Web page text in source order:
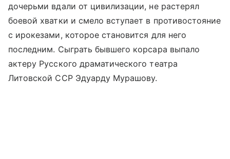
дочерьми вдали от цивилизации, не растерял
боевой хватки и смело вступает в противостояние
с ирокезами, которое становится для него
последним. Сыграть бывшего корсара выпало
актеру Русского драматического театра
Литовской ССР Эдуарду Мурашову.